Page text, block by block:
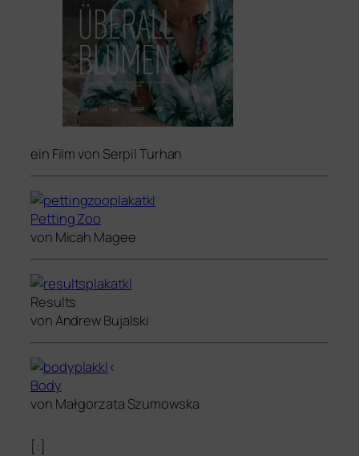
ein Film von Ser­pil Turhan
Petting Zoo
von Micah Magee
Results
von Andrew Bujalski
<
Body
von Małgorzata Szumowska
[:]